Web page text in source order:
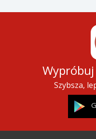
Szybsza,